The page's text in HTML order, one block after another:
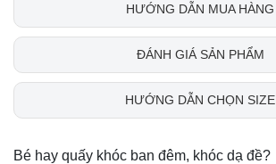
HƯỚNG DẪN MUA HÀNG
ĐÁNH GIÁ SẢN PHẨM
HƯỚNG DẪN CHỌN SIZE
Bé hay quấy khóc ban đêm, khóc dạ đề?